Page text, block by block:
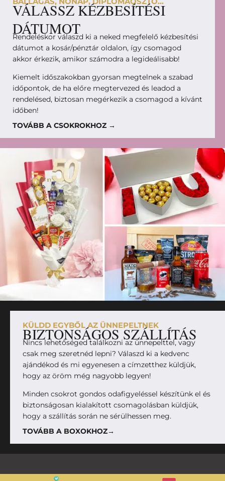
VÁLASSZ KÉZBESÍTÉSI
DÁTUMOT
Rendeléskor válaszd ki a neked megfelelő kézbesítési
dátumot a kosár/pénztár oldalon, így csomagod
akkor érkezik, amikor számodra a legideálisabb!
Kiemelt időszakokban gyorsan megtelnek a szabad
időpontok, de ha előre megtervezed és leadod a
rendelésed, biztosan megérkezik a csomagod a kívánt
időben!
TOVÁBB A CSOKROKHOZ →
KÜLDD EGYBŐL AZ ÜNNEPELTNEK
BIZTONSÁGOS SZÁLLÍTÁS
Nincs lehetőséged találkozni az ünnepelttel, vagy
csak meg szeretnéd lepni? Válaszd ki a kedvenc
ajándékod és mi egyenesen a címzetthez küldjük,
hogy az öröm még nagyobb legyen!
Minden csokrot gondos odafigyeléssel készítünk el és
biztonságosan kialakított csomagolásban küldjük,
hogy a szállítás során ne sérülhessen meg.
TOVÁBB A BOXOKHOZ→